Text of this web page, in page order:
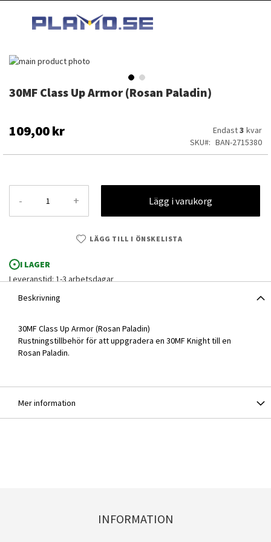
INNEHÅLLET
30MF Class Up Armor (Rosan Paladin)
109,00 kr Endast3 kvar
SKU
BAN-2715380
- + Lägg i varukorg
LÄGG TILL I ÖNSKELISTA
I LAGER
Leveranstid: 1-3 arbetsdagar
Hoppa
av
Hoppa
av
bildgalleriet
Beskrivning
30MF Class Up Armor (Rosan Paladin)
Rustningstillbehör för att uppgradera en 30MF Knight till en
Rosan Paladin.
Mer information
INFORMATION